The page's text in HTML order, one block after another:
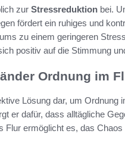
zur Stressreduktion bei.
fördert ein ruhiges und
zu einem geringeren
positiv auf die Stimmung
Ordnung im
Lösung dar, um Ordnung
er dafür, dass alltägliche
Flur ermöglicht es, das